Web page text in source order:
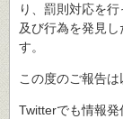
り、罰則対応を
及び行為を発見
す。
この度のご報告は
Twitterでも情報